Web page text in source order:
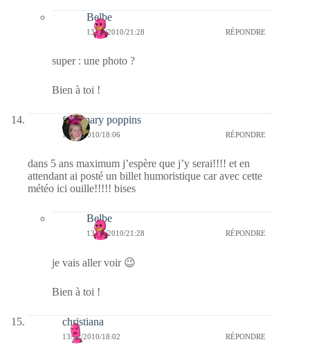
Belbe
13/11/2010/21:28 RÉPONDRE
super : une photo ?
Bien à toi !
fabymary poppins
13/11/2010/18:06 RÉPONDRE
dans 5 ans maximum j’espère que j’y serai!!!! et en
attendant ai posté un billet humoristique car avec cette
météo ici ouille!!!!! bises
Belbe
13/11/2010/21:28 RÉPONDRE
je vais aller voir 😉
Bien à toi !
christiana
13/11/2010/18:02 RÉPONDRE